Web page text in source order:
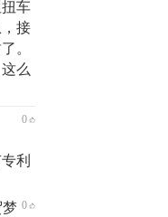
车
接
。
么
0
利
梦 0